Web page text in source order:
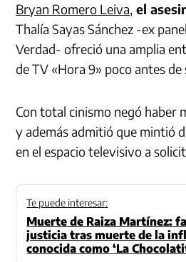
Bryan Romero Leiva, el
Thalía Sayas Sánchez -ex
Verdad- ofreció una amplia
de TV «Hora 9» poco antes
Con total cinismo negó haber
y además admitió que mintió
en el espacio televisivo a
Te puede interesar:
Muerte de Raiza Martínez:
justicia tras muerte de la
conocida como ‘La